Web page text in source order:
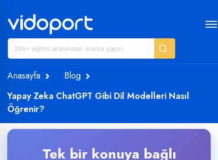
Anasayfa
Blog
Yapay Zeka ChatGPT Gibi Dil Modelleri Nasıl
Öğrenir?
Tek bir konuya bağlı